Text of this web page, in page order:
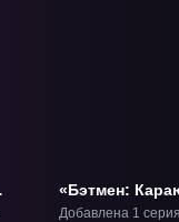
«Бэтмен:
рок над
Добавлена 1